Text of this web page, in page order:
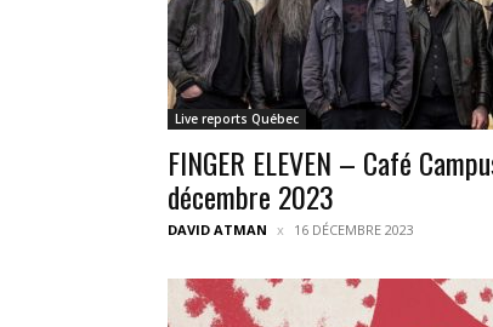
Live reports Québec
FINGER ELEVEN – Café
décembre 2023
DAVID ATMAN 16 DÉCEMBRE 2023